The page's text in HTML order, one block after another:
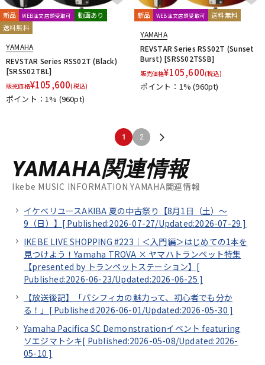
新品 WEB注文店頭受取可
動画あり
送料無料
YAMAHA
REVSTAR Series RSS02T (Black)
[SRSS02TBL]
販売価格¥105,600(税込)
ポイント：1% (960pt)
新品 WEB注文店頭受取可 送料無料
YAMAHA
REVSTAR Series RSS02T (Sunset
Burst) [SRSS02TSSB]
販売価格¥105,600(税込)
ポイント：1%(960pt)
1 2
YAMAHA関連情報
Ikebe MUSIC INFORMATION YAMAHA関連情報
イケベリユースAKIBA 夏の中古祭り【8月1日（土）～
9（日）】[ Published:2026-07-27/Updated:2026-07-29 ]
IKEBE LIVE SHOPPING #223｜＜入門編＞はじめての1本を
見つけよう！Yamaha TROVA × ヤマハトランペット特集
【presented by トランペットステーション】[
Published:2026-06-23/Updated:2026-06-25 ]
【放送後記】「パシフィカの魅力って、初心者でも分か
る！」[ Published:2026-06-01/Updated:2026-05-30 ]
Yamaha Pacifica SC Demonstrationイベント featuring
ソエジマトシキ[ Published:2026-05-08/Updated:2026-
05-10 ]